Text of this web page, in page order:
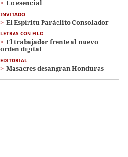
Lo esencial
INVITADO
El Espíritu Paráclito Consolador
LETRAS CON FILO
El trabajador frente al nuevo
orden digital
EDITORIAL
Masacres desangran Honduras